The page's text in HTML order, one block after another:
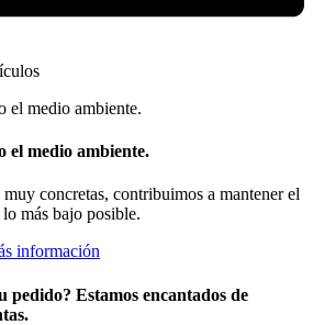
el medio ambiente.
concretas, contribuimos a mantener el
más bajo posible.
información
pedido? Estamos encantados de